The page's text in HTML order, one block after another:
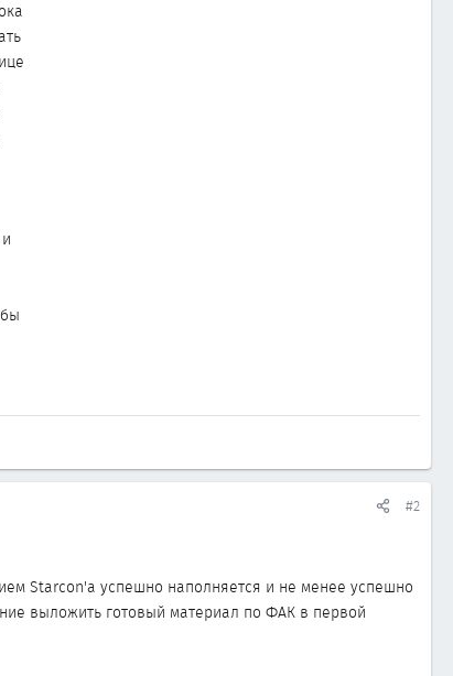
#2
Starcon'а успешно наполняется и не менее успешно
выложить готовый материал по ФАК в первой